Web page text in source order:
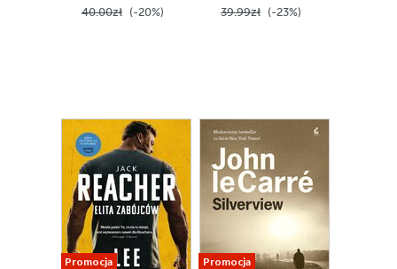
40.00zł (-20%) 39.99zł (-23%)
Promocja Promocja